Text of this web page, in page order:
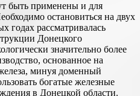
быть применены и для
остановиться на двух
годах рассматривалась
Донецкого
значительно более
основанное на
минуя доменный
богатые железные
в Донецкой области.